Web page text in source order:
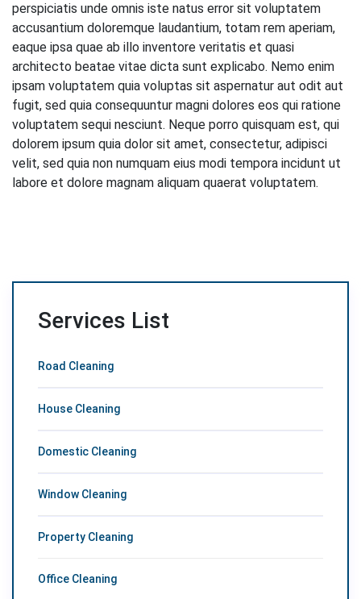
perspiciatis unde omnis iste natus error sit voluptatem
accusantium doloremque laudantium, totam rem aperiam,
eaque ipsa quae ab illo inventore veritatis et quasi
architecto beatae vitae dicta sunt explicabo. Nemo enim
ipsam voluptatem quia voluptas sit aspernatur aut odit aut
fugit, sed quia consequuntur magni dolores eos qui ratione
voluptatem sequi nesciunt. Neque porro quisquam est, qui
dolorem ipsum quia dolor sit amet, consectetur, adipisci
velit, sed quia non numquam eius modi tempora incidunt ut
labore et dolore magnam aliquam quaerat voluptatem.
Services List
Road Cleaning
House Cleaning
Domestic Cleaning
Window Cleaning
Property Cleaning
Office Cleaning